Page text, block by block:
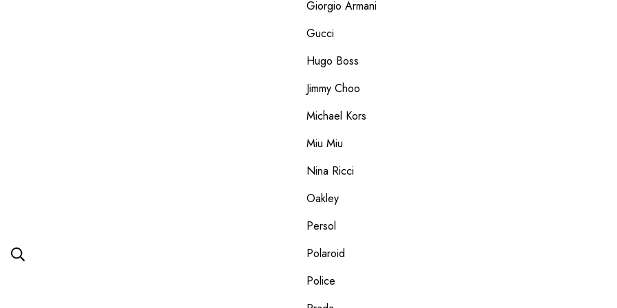
Giorgio Armani
Gucci
Hugo Boss
Jimmy Choo
Michael Kors
Miu Miu
Nina Ricci
Oakley
Persol
Polaroid
Police